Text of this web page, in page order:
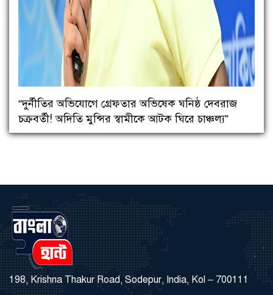
“দুর্নীতির অভিযোগে গ্রেফতার অভিষেক ঘনিষ্ঠ দেবরাজ
চক্রবর্তী! অদিতি মুন্সির স্বামীকে আটক ঘিরে চাঞ্চল্য”
198, Krishna Thakur Road, Sodepur, India, Kol – 700111